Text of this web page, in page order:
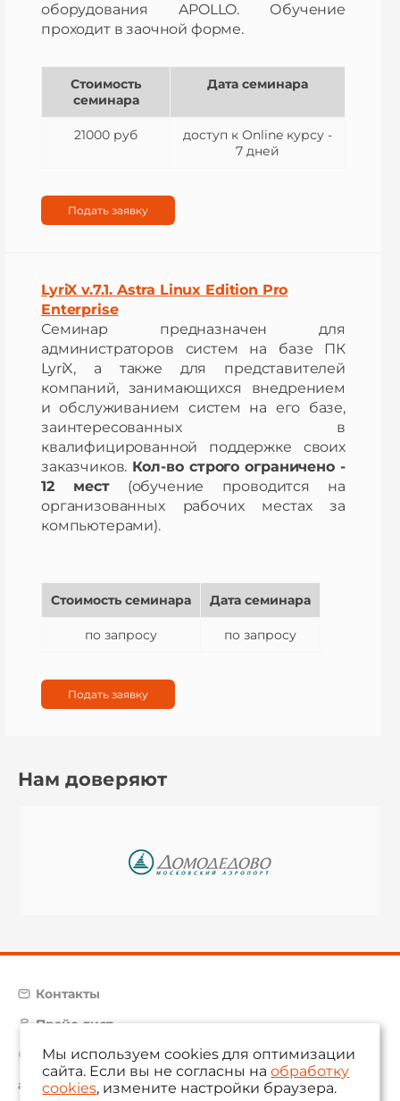
оборудования APOLLO. Обучение
проходит в заочной форме.
Стоимость
семинара
Дата семинара
21000 руб
доступ к Оnline курсу -
7 дней
Подать заявку
LyriX v.7.1. Astra Linux Edition Pro
Enterprise
Семинар предназначен для
администраторов систем на базе ПК
LyriX, а также для представителей
компаний, занимающихся внедрением
и обслуживанием систем на его базе,
заинтересованных в
квалифицированной поддержке своих
заказчиков. Кол-во строго ограничено -
12 мест(обучение проводится на
организованных рабочих местах за
компьютерами).
Стоимость семинара Дата семинара
по запросу по запросу
Подать заявку
Нам доверяют
Контакты
Прайс-лист
Карта сайта
aam@aamsystems.ru
Мы используем cookies для оптимизации
сайта. Если вы не согласны наобработку
cookies, измените настройки браузера.